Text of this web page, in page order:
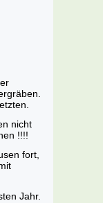
nicht
!!!!
fort,
Jahr.